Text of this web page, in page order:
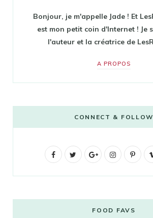
Bonjour, je m'appelle Jade ! Et
est mon petit coin d'Internet ! Je
l'auteur et la créatrice de
A PROPOS
CONNECT & FOLLOW
F
G
g
I
t
P
FOOD FAVS